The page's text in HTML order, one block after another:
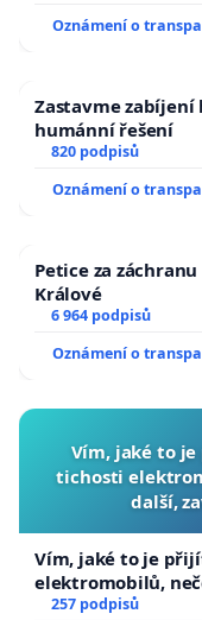
Oznámení o
Zastavme zabíjení
humánní řešení
820 podpisů
Oznámení o
Petice za
Králové
6 964 podpisů
Oznámení o
Vím, jaké to
tichosti
další,
Vím, jaké to je
elektromobilů,
zaveďme slyšitelná
257 podpisů